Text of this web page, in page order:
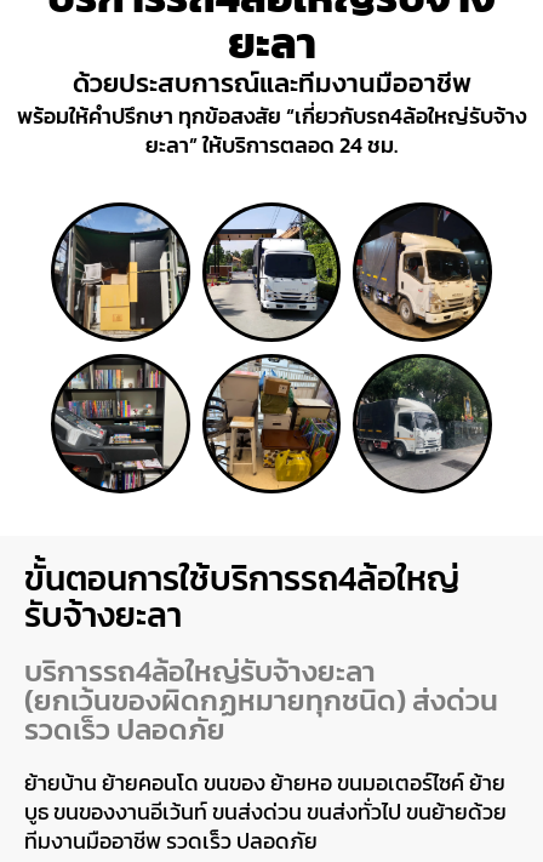
ยะลา
ด้วยประสบการณ์และทีมงานมืออาชีพ
พร้อมให้คำปรึกษา ทุกข้อสงสัย “เกี่ยวกับรถ4ล้อใหญ่รับจ้าง
ยะลา” ให้บริการตลอด 24 ชม.
ขั้นตอนการใช้บริการรถ4ล้อใหญ่
รับจ้างยะลา
บริการรถ4ล้อใหญ่รับจ้างยะลา
(ยกเว้นของผิดกฏหมายทุกชนิด) ส่งด่วน
รวดเร็ว ปลอดภัย
ย้ายบ้าน ย้ายคอนโด ขนของ ย้ายหอ ขนมอเตอร์ไซค์ ย้าย
บูธ ขนของงานอีเว้นท์ ขนส่งด่วน ขนส่งทั่วไป ขนย้ายด้วย
ทีมงานมืออาชีพ รวดเร็ว ปลอดภัย